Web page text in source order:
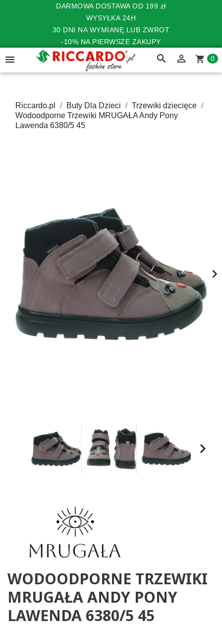
DARMOWA DOSTAWA OD 199 zł
WYSYŁKA 24H
30 DNI NA WYMIANĘ LUB ZWROT
-10% NA PIERWSZE ZAKUPY
 search  shopping_cart 0
Riccardo.pl Buty Dla Dzieci
Trzewiki dziecięce
Wodoodporne Trzewiki MRUGAŁA Andy Pony
Lawenda 6380/5 45

WODOODPORNE TRZEWIKI
MRUGAŁA ANDY PONY
LAWENDA 6380/5 45